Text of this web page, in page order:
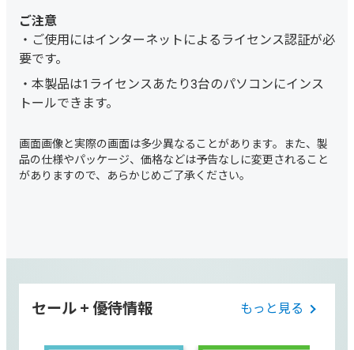
ご使用にはインターネットによるライセンス認証が必
要です。
本製品は1ライセンスあたり3台のパソコンにインス
トールできます。
セール + 優待情報 もっと見る